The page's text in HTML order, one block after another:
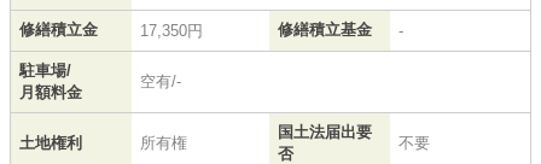
修繕積立金 17,350円 修繕積立基金 -
駐車場/
月額料金
空有/-
土地権利 所有権
国土法届出要
否
不要